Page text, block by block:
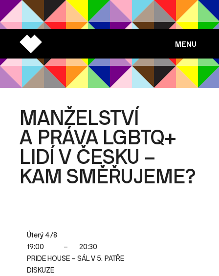
MENU
MANŽELSTVÍ
A PRÁVA LGBTQ+
LIDÍ V ČESKU –
KAM SMĚŘUJEME?
Úterý 4/8
19:00
–
20:30
PRIDE HOUSE – SÁL V 5. PATŘE
DISKUZE